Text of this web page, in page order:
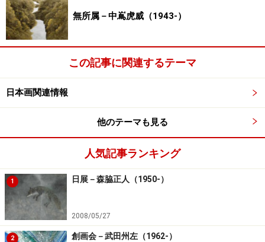
無所属－中嶌虎威（1943-）
この記事に関連するテーマ
日本画関連情報
他のテーマも見る
人気記事ランキング
1 日展－森脇正人（1950-）
2008/05/27
2 創画会－武田州左（1962-）